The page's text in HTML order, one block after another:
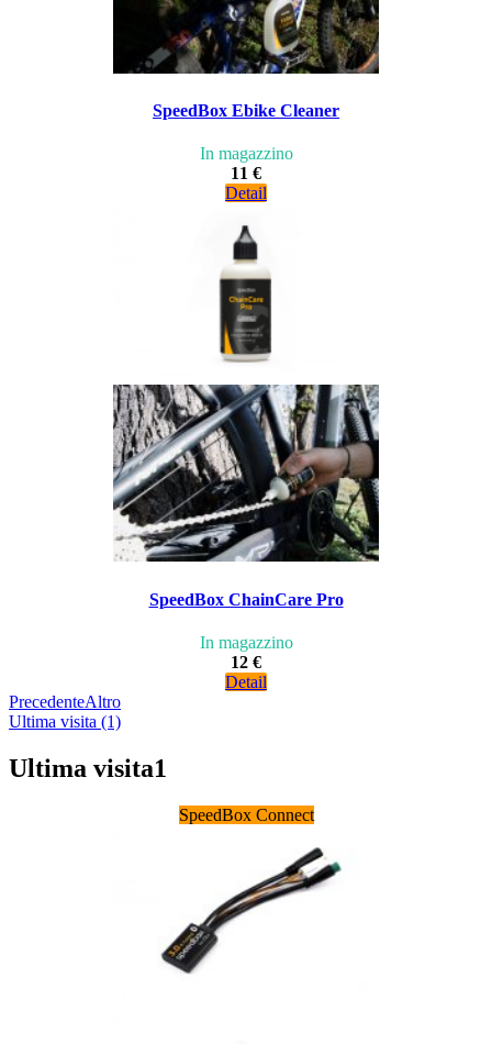
SpeedBox Ebike Cleaner
In magazzino
11 €
Detail
SpeedBox ChainCare Pro
In magazzino
12 €
Detail
PrecedenteAltro
Ultima visita (1)
Ultima visita1
SpeedBox Connect